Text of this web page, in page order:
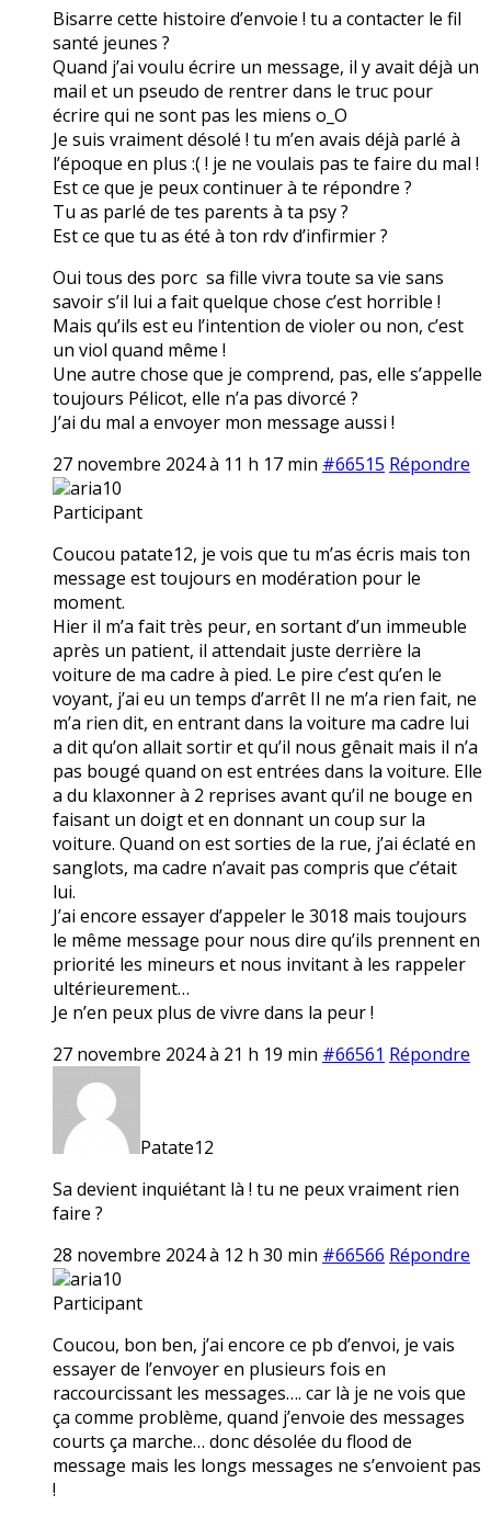
Bisarre cette histoire d’envoie ! tu a contacter le fil
santé jeunes ?
Quand j’ai voulu écrire un message, il y avait déjà un
mail et un pseudo de rentrer dans le truc pour
écrire qui ne sont pas les miens o_O
Je suis vraiment désolé ! tu m’en avais déjà parlé à
l’époque en plus :( ! je ne voulais pas te faire du mal !
Est ce que je peux continuer à te répondre ?
Tu as parlé de tes parents à ta psy ?
Est ce que tu as été à ton rdv d’infirmier ?
Oui tous des porc sa fille vivra toute sa vie sans
savoir s’il lui a fait quelque chose c’est horrible !
Mais qu’ils est eu l’intention de violer ou non, c’est
un viol quand même !
Une autre chose que je comprend, pas, elle s’appelle
toujours Pélicot, elle n’a pas divorcé ?
J’ai du mal a envoyer mon message aussi !
27 novembre 2024 à 11 h 17 min #66515 Répondre
aria10
Participant
Coucou patate12, je vois que tu m’as écris mais ton
message est toujours en modération pour le
moment.
Hier il m’a fait très peur, en sortant d’un immeuble
après un patient, il attendait juste derrière la
voiture de ma cadre à pied. Le pire c’est qu’en le
voyant, j’ai eu un temps d’arrêt Il ne m’a rien fait, ne
m’a rien dit, en entrant dans la voiture ma cadre lui
a dit qu’on allait sortir et qu’il nous gênait mais il n’a
pas bougé quand on est entrées dans la voiture. Elle
a du klaxonner à 2 reprises avant qu’il ne bouge en
faisant un doigt et en donnant un coup sur la
voiture. Quand on est sorties de la rue, j’ai éclaté en
sanglots, ma cadre n’avait pas compris que c’était
lui.
J’ai encore essayer d’appeler le 3018 mais toujours
le même message pour nous dire qu’ils prennent en
priorité les mineurs et nous invitant à les rappeler
ultérieurement…
Je n’en peux plus de vivre dans la peur !
27 novembre 2024 à 21 h 19 min #66561 Répondre
Patate12
Sa devient inquiétant là ! tu ne peux vraiment rien
faire ?
28 novembre 2024 à 12 h 30 min #66566 Répondre
aria10
Participant
Coucou, bon ben, j’ai encore ce pb d’envoi, je vais
essayer de l’envoyer en plusieurs fois en
raccourcissant les messages…. car là je ne vois que
ça comme problème, quand j’envoie des messages
courts ça marche… donc désolée du flood de
message mais les longs messages ne s’envoient pas
!